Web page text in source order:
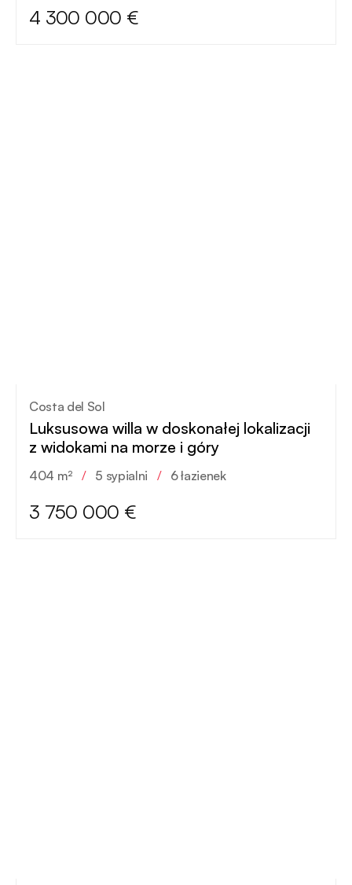
4 300 000 €
Costa del Sol
Luksusowa willa w doskonałej lokalizacji
z widokami na morze i góry
404 m² / 5 sypialni / 6 łazienek
3 750 000 €